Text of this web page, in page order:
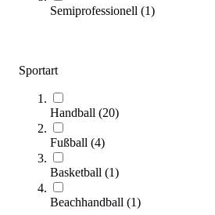
Semiprofessionell (1)
Sportart
Handball (20)
Fußball (4)
Basketball (1)
Beachhandball (1)
tanga sports® Tchoukball Netz-
255,00 €
Zum Produkt